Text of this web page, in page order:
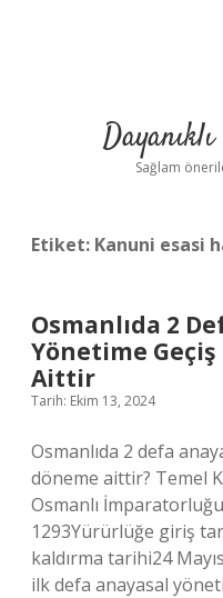
Sağlam
Etiket: Kanuni esasi
Osmanlıda 2
Yönetime
Aittir
Tarih: Ekim 13, 2024
Osmanlıda 2 defa
döneme aittir? Temel
Osmanlı
1293Yürürlüğe giriş
kaldırma tarihi24
ilk defa anayasal